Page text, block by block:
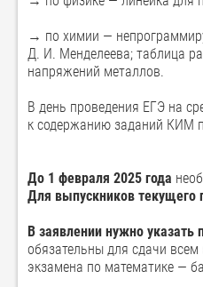
→ по химии —
Д. И. Менделеева; таблица
напряжений металлов.
В день проведения ЕГЭ на
к содержанию заданий КИМ
До 1 февраля 2025 года
Для выпускников текущего
В заявлении нужно
обязательны для сдачи
экзамена по математике —